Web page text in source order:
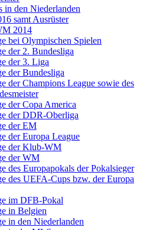
in den Niederlanden
samt Ausrüster
2014
bei Olympischen Spielen
der 2. Bundesliga
der 3. Liga
der Bundesliga
der Champions League sowie des
der Copa America
der DDR-Oberliga
der EM
der Europa League
der Klub-WM
der WM
des Europapokals der Pokalsieger
des UEFA-Cups bzw. der Europa
im DFB-Pokal
in Belgien
in den Niederlanden